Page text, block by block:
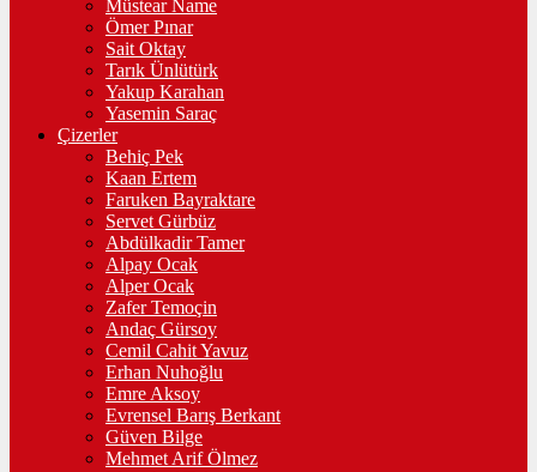
Müstear Name
Ömer Pınar
Sait Oktay
Tarık Ünlütürk
Yakup Karahan
Yasemin Saraç
Çizerler
Behiç Pek
Kaan Ertem
Faruken Bayraktare
Servet Gürbüz
Abdülkadir Tamer
Alpay Ocak
Alper Ocak
Zafer Temoçin
Andaç Gürsoy
Cemil Cahit Yavuz
Erhan Nuhoğlu
Emre Aksoy
Evrensel Barış Berkant
Güven Bilge
Mehmet Arif Ölmez